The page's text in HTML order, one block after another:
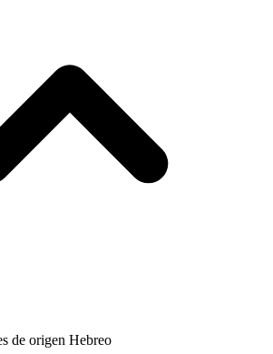
de origen Hebreo